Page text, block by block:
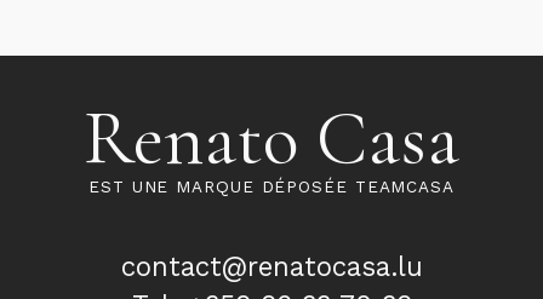
Renato Casa
EST UNE MARQUE DÉPOSÉE TEAMCASA
contact@renatocasa.lu